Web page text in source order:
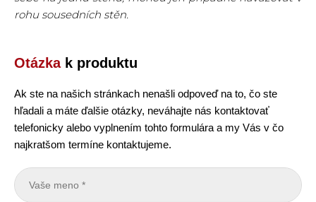
rohu sousedních stěn.
Otázkak produktu
Ak ste na našich stránkach nenašli odpoveď na to, čo ste
hľadali a máte ďalšie otázky, neváhajte nás kontaktovať
telefonicky alebo vyplnením tohto formulára a my Vás v čo
najkratšom termíne kontaktujeme.